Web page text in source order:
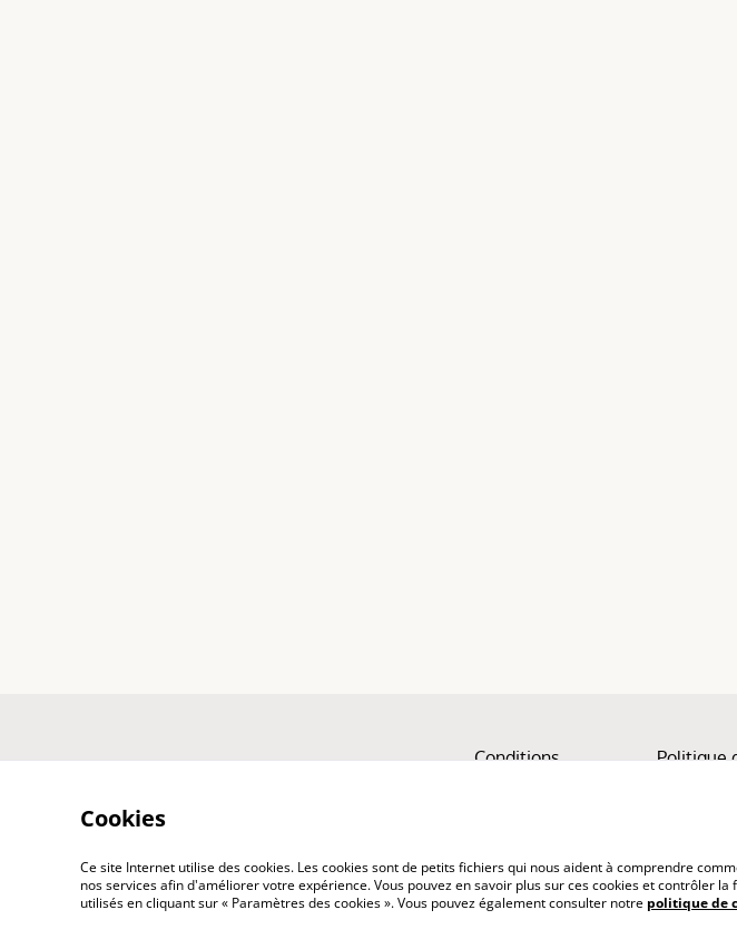
Conditions
Politique
Cookies
Ce site Internet utilise des cookies. Les cookies sont de petits fichiers qui nous aident à comprendre
nos services afin d'améliorer votre expérience. Vous pouvez en savoir plus sur ces cookies et contrôler la
utilisés en cliquant sur « Paramètres des cookies ». Vous pouvez également consulter notre politique de